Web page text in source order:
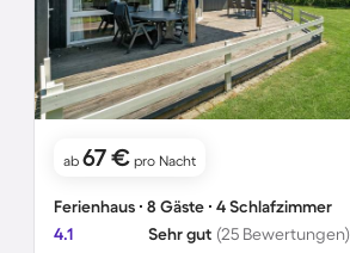
ab 67 € pro Nacht
Ferienhaus ∙ 8 Gäste ∙ 4 Schlafzimmer
4.1
Sehr gut (25 Bewertungen)